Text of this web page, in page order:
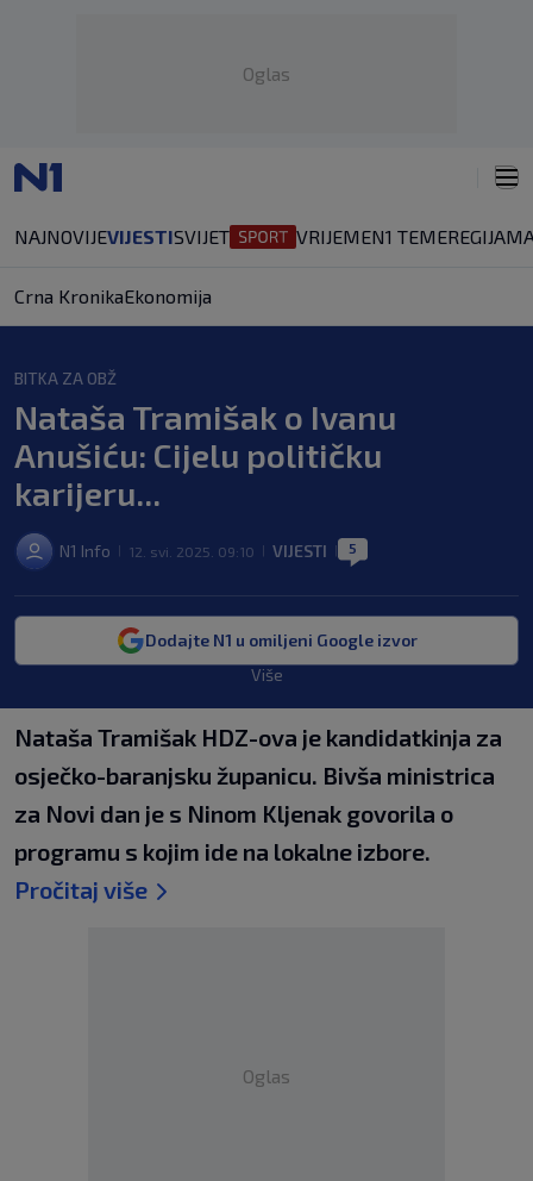
Oglas
NAJNOVIJEVIJESTISVIJET VRIJEMEN1 TEMEREGIJA
Crna KronikaEkonomija
BITKA ZA OBŽ
Nataša Tramišak o Ivanu
Anušiću: Cijelu političku
karijeru...
N1 Info 12. svi. 2025. 09:10 VIJESTI 5
Dodajte N1 u omiljeni Google izvor
Više
Nataša Tramišak HDZ-ova je kandidatkinja za
osječko-baranjsku županicu. Bivša ministrica
za Novi dan je s Ninom Kljenak govorila o
programu s kojim ide na lokalne izbore.
Pročitaj više
Oglas